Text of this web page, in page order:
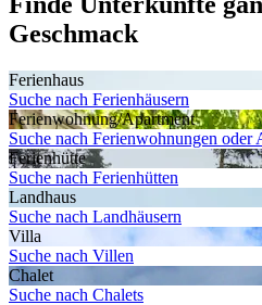
Geschmack
Ferienhaus
Suche nach Ferienhäusern
Ferienwohnung/Apartment
Suche nach Ferienwohnungen oder
Ferienhütte
Suche nach Ferienhütten
Landhaus
Suche nach Landhäusern
Villa
Suche nach Villen
Chalet
Suche nach Chalets